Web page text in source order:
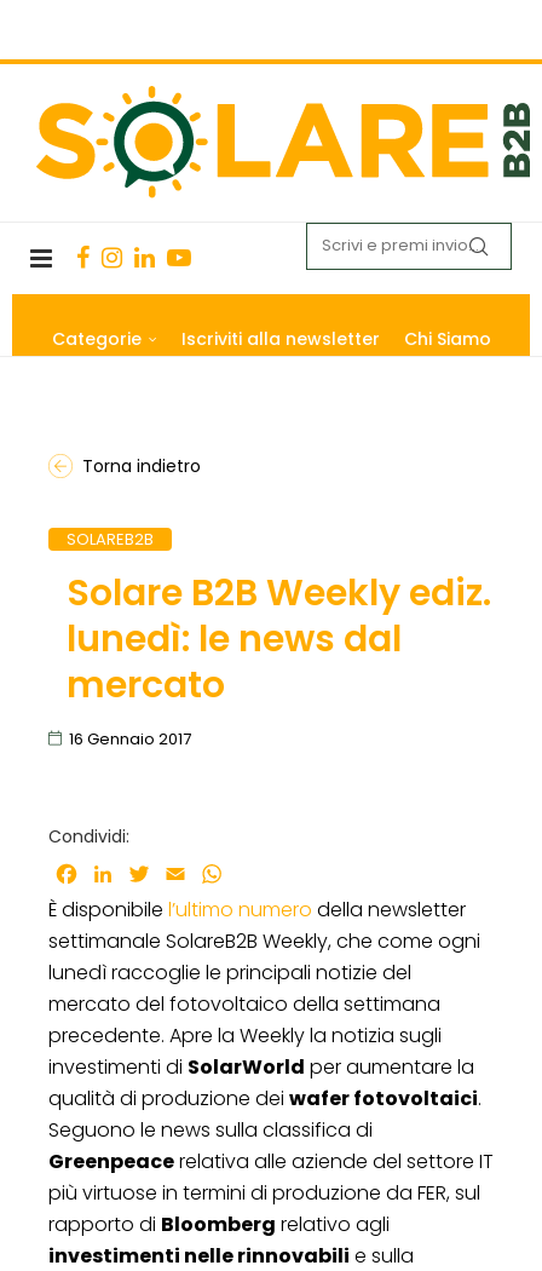
Categorie Iscriviti alla newsletter Chi Siamo
Torna indietro
SOLAREB2B
Solare B2B Weekly ediz.
lunedì: le news dal
mercato
16 Gennaio 2017
Condividi:
Facebook
LinkedInTwitter
Email
È disponibile l’ultimo numero della newsletter
settimanale SolareB2B Weekly, che come ogni
lunedì raccoglie le principali notizie del
mercato del fotovoltaico della settimana
precedente. Apre la Weekly la notizia sugli
investimenti di SolarWorld per aumentare la
qualità di produzione dei wafer fotovoltaici.
Seguono le news sulla classifica di
Greenpeacerelativa alle aziende del settore IT
più virtuose in termini di produzione da FER, sul
rapporto di Bloomberg relativo agli
investimenti nelle rinnovabili e sulla